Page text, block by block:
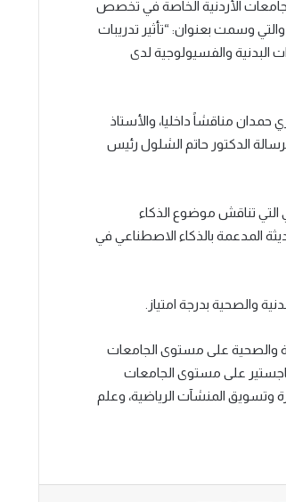
الأردنية الخاصة في تخصص
والتي وسمت بعنوان: “تأثير تدريبات
البدنية والفسيولوجية لدى
مناقشاً داخليا، والأستاذ
الدكتور حاتم الشلول رئيس
التي تناقش موضوع الذكاء
المدعمة بالذكاء الاصطناعي في
والصحية بدرجة امتياز.
والصحية على مستوى الجامعات
برنامج الماجستير على مستوى الجامعات
البدني، وإدارة وتسويق المنشآت الرياضية، وعلم